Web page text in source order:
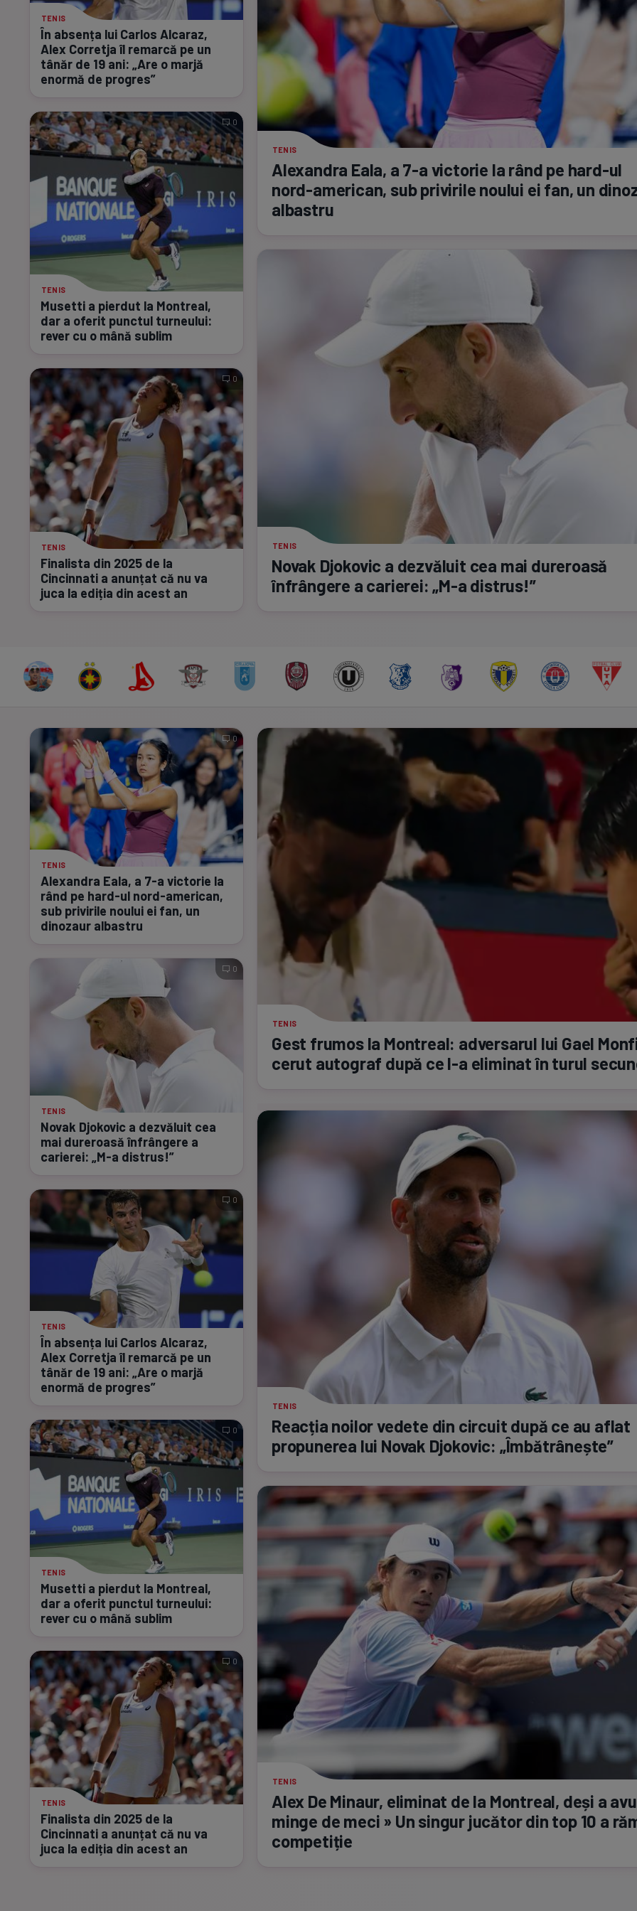
TENIS
În absența lui Carlos Alcaraz,
Alex Corretja îl remarcă pe un
tânăr de 19 ani: „Are o marjă
enormă de progres”
TENIS
Musetti a pierdut la Montreal,
dar a oferit punctul turneului:
rever cu o mână sublim
0
TENIS
Finalista din 2025 de la
Cincinnati a anunțat că nu va
juca la ediția din acest an
0
TENIS
Alexandra Eala, a 7-a victorie la rând pe hard-ul
nord-american, sub privirile noului ei fan, un
albastru
TENIS
Novak Djokovic a dezvăluit cea mai dureroasă
înfrângere a carierei: „M-a distrus!”
TENIS
Alexandra Eala, a 7-a victorie la
rând pe hard-ul nord-american,
sub privirile noului ei fan, un
dinozaur albastru
0
TENIS
Novak Djokovic a dezvăluit cea
mai dureroasă înfrângere a
carierei: „M-a distrus!”
0
TENIS
În absența lui Carlos Alcaraz,
Alex Corretja îl remarcă pe un
tânăr de 19 ani: „Are o marjă
enormă de progres”
0
TENIS
Musetti a pierdut la Montreal,
dar a oferit punctul turneului:
rever cu o mână sublim
0
TENIS
Finalista din 2025 de la
Cincinnati a anunțat că nu va
juca la ediția din acest an
0
TENIS
Gest frumos la Montreal: adversarul lui Gael
cerut autograf după ce l-a eliminat în turul
TENIS
Reacția noilor vedete din circuit după ce au aflat
propunerea lui Novak Djokovic: „Îmbătrânește”
TENIS
Alex De Minaur, eliminat de la Montreal, deși a
minge de meci » Un singur jucător din top 10 a
competiție